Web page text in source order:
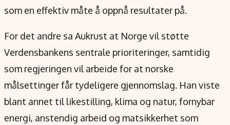
som en effektiv måte å oppnå resultater på.
For det andre sa Aukrust at Norge vil støtte
Verdensbankens sentrale prioriteringer, samtidig
som regjeringen vil arbeide for at norske
målsettinger får tydeligere gjennomslag. Han viste
blant annet til likestilling, klima og natur, fornybar
energi, anstendig arbeid og matsikkerhet som